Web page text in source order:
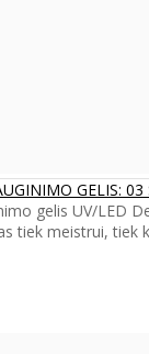
GELIS:
gelis UV/LED
tiek meistrui, tiek